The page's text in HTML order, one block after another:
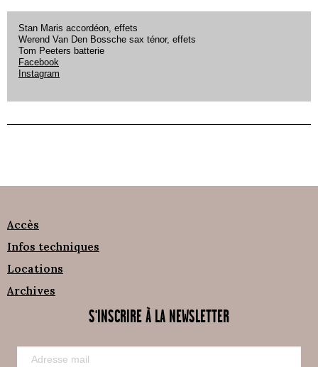
Stan Maris accordéon, effets
Werend Van Den Bossche sax ténor, effets
Tom Peeters batterie
Facebook
Instagram
Accès
Infos techniques
Locations
Archives
S'INSCRIRE À LA NEWSLETTER